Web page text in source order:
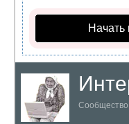
Начать
Сообщество